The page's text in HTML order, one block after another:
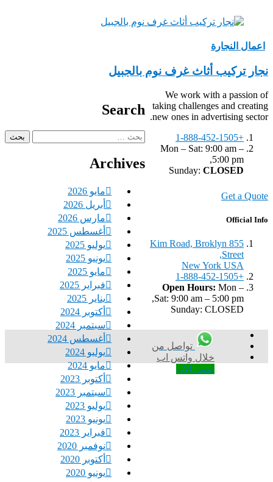
اعمال النجارة
نجار تركيب أثاث غرف نوم بالجبيل
Search
البحث
Archives
مايو 2026
أبريل 2026
مارس 2026
أغسطس 2025
يوليو 2025
يونيو 2025
مايو 2025
فبراير 2025
يناير 2025
أكتوبر 2024
سبتمبر 2024
أغسطس 2024
يوليو 2024
مايو 2024
أكتوبر 2023
سبتمبر 2023
يوليو 2023
يونيو 2023
فبراير 2023
نوفمبر 2020
أكتوبر 2020
يونيو 2020
We work with a passion of
taking challenges and creating
new ones in advertising sector.
+1-888-452-1505
Mon – Sat: 9:00 am –
5:00 pm,
Sunday: CLOSED
Get a Quote
Official Info
855 Kim Road, Broklyn
Street,
New York USA
+1-888-452-1505
Open Hours: Mon –
Sat: 9:00 am – 5:00 pm,
Sunday: CLOSED
تواصل من
خلال واتس اب
اتصل الان